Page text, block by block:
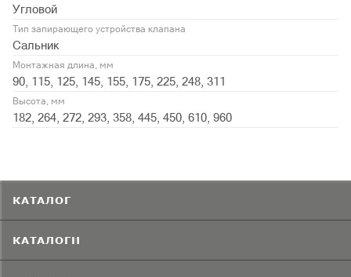
Угловой
Тип запирающего устройства клапана
Сальник
Монтажная длина, мм
90, 115, 125, 145, 155, 175, 225, 248, 311
Высота, мм
182, 264, 272, 293, 358, 445, 450, 610, 960
КАТАЛОГ
КАТАЛОГИ